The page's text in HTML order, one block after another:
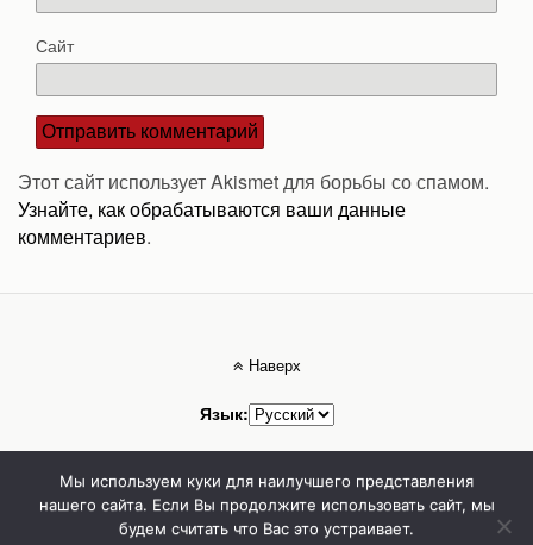
Сайт
Этот сайт использует Akismet для борьбы со спамом.
Узнайте, как обрабатываются ваши данные
комментариев.
Наверх
Язык:
Мобильн. Компьютерная
Стоматолог Сумы, стоматологические клиники Сумы, детская стоматология в
Мы используем куки для наилучшего представления
нашего сайта. Если Вы продолжите использовать сайт, мы
будем считать что Вас это устраивает.